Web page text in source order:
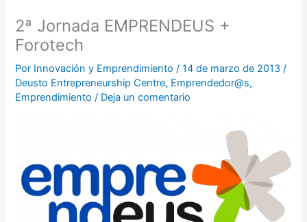
2ª Jornada EMPRENDEUS +
Forotech
Por Innovación y Emprendimiento/14 de marzo de 2013/
Deusto Entrepreneurship Centre, Emprendedor@s,
Emprendimiento / Deja un comentario